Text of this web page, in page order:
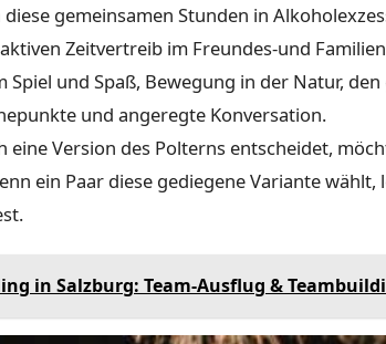
diese gemeinsamen Stunden in
Zeitvertreib im Freundes-und
Spiel und Spaß, Bewegung in der Natur,
und angeregte Konversation.
eine Version des Polterns entscheidet,
ein Paar diese gediegene Variante
in Salzburg: Team-Ausflug &